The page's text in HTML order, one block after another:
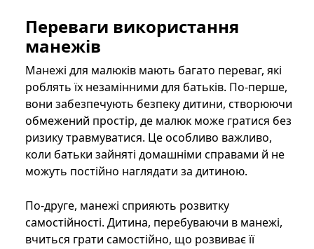
Переваги використання
манежів
Манежі для малюків мають багато переваг, які
роблять їх незамінними для батьків. По-перше,
вони забезпечують безпеку дитини, створюючи
обмежений простір, де малюк може гратися без
ризику травмуватися. Це особливо важливо,
коли батьки зайняті домашніми справами й не
можуть постійно наглядати за дитиною.
По-друге, манежі сприяють розвитку
самостійності. Дитина, перебуваючи в манежі,
вчиться грати самостійно, що розвиває її